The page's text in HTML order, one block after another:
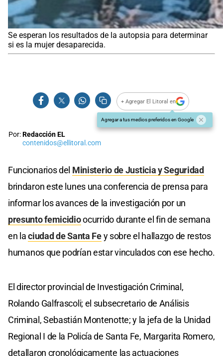
Se esperan los resultados de la autopsia para determinar
si es la mujer desaparecida.
+ Agregar El Litoral en
Agregar a tus medios preferidos en Google
Por:Redacción EL
contenidos@ellitoral.com
Funcionarios del Ministerio de Justicia y Seguridad
brindaron este lunes una conferencia de prensa para
informar los avances de la investigación por un
presunto femicidioocurrido durante el fin de semana
en laciudad de Santa Fey sobre el hallazgo de restos
humanos que podrían estar vinculados con ese hecho.
El director provincial de Investigación Criminal,
Rolando Galfrascoli; el subsecretario de Análisis
Criminal, Sebastián Montenotte; y la jefa de la Unidad
Regional I de la Policía de Santa Fe, Margarita Romero,
detallaron cronológicamente las actuaciones